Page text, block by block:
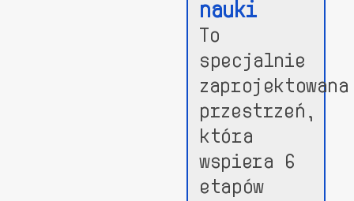
nauki
To
specjalnie
zaprojektowana
przestrzeń,
która
wspiera 6
etapów